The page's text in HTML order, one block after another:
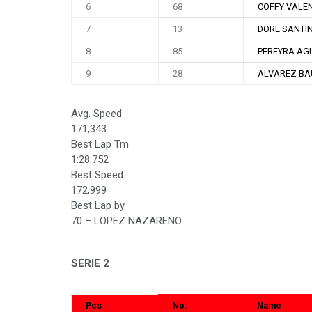
6 68 COFFY
7 13 DORE
8 85 PEREYRA
9 28 ALVAREZ
Avg. Speed
171,343
Best Lap Tm
1:28.752
Best Speed
172,999
Best Lap by
70 – LOPEZ NAZARENO
SERIE 2
Pos No. Name